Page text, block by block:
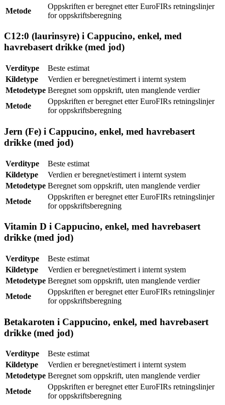
Metode
Oppskriften er beregnet etter EuroFIRs retningslinjer
for oppskriftsberegning
C12:0 (laurinsyre) i Cappucino, enkel, med
havrebasert drikke (med jod)
Verditype
Beste estimat
Kildetype
Verdien er beregnet/estimert i internt system
Metodetype Beregnet som oppskrift, uten manglende verdier
Metode
Oppskriften er beregnet etter EuroFIRs retningslinjer
for oppskriftsberegning
Jern (Fe) i Cappucino, enkel, med havrebasert
drikke (med jod)
Verditype
Beste estimat
Kildetype
Verdien er beregnet/estimert i internt system
Metodetype Beregnet som oppskrift, uten manglende verdier
Metode
Oppskriften er beregnet etter EuroFIRs retningslinjer
for oppskriftsberegning
Vitamin D i Cappucino, enkel, med havrebasert
drikke (med jod)
Verditype
Beste estimat
Kildetype
Verdien er beregnet/estimert i internt system
Metodetype Beregnet som oppskrift, uten manglende verdier
Metode
Oppskriften er beregnet etter EuroFIRs retningslinjer
for oppskriftsberegning
Betakaroten i Cappucino, enkel, med havrebasert
drikke (med jod)
Verditype
Beste estimat
Kildetype
Verdien er beregnet/estimert i internt system
Metodetype Beregnet som oppskrift, uten manglende verdier
Metode
Oppskriften er beregnet etter EuroFIRs retningslinjer
for oppskriftsberegning